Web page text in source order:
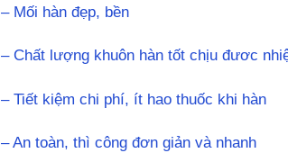
– Mối hàn đẹp, bền
– Chất lượng khuôn hàn tốt chịu đươc
– Tiết kiệm chi phí, ít hao thuốc khi hàn
– An toàn, thì công đơn giản và nhanh